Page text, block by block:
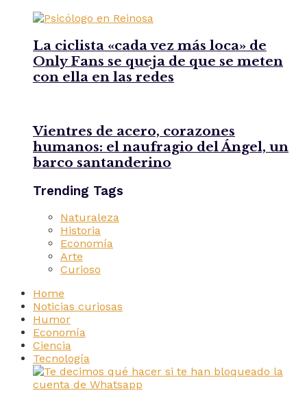
La ciclista «cada vez más loca» de
Only Fans se queja de que se meten
con ella en las redes
Vientres de acero, corazones
humanos: el naufragio del Ángel, un
barco santanderino
Trending Tags
Naturaleza
Historia
Economía
Arte
Curioso
Home
Noticias curiosas
Humor
Economía
Ciencia
Tecnología